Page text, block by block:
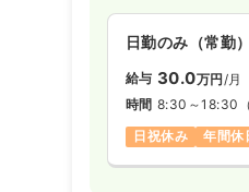
日勤のみ（常勤）
給与 30.0万円/月
時間 8:30～18:30
日祝休み
年間休